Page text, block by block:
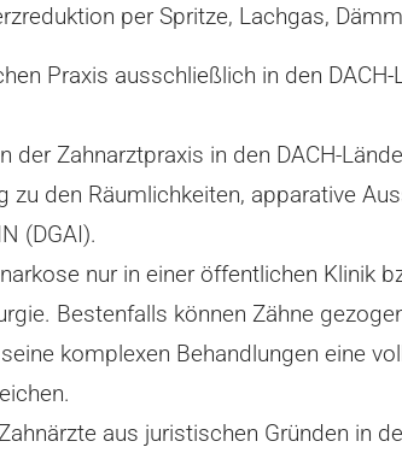
per Spritze, Lachgas,
Praxis ausschließlich in den
der Zahnarztpraxis in den DACH-
den Räumlichkeiten, apparative
(DGAI).
nur in einer öffentlichen Klinik
Bestenfalls können Zähne
komplexen Behandlungen eine
aus juristischen Gründen in